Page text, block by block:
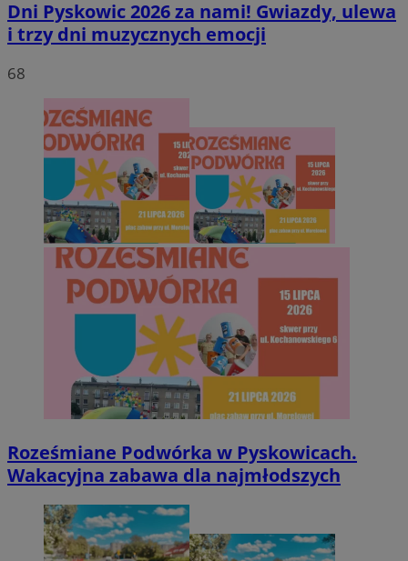
Dni Pyskowic 2026 za nami! Gwiazdy, ulewa
i trzy dni muzycznych emocji
68
Roześmiane Podwórka w Pyskowicach.
Wakacyjna zabawa dla najmłodszych